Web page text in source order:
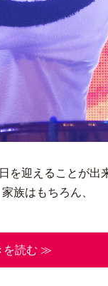
を迎えることが出
族はもちろん、
を読む ≫